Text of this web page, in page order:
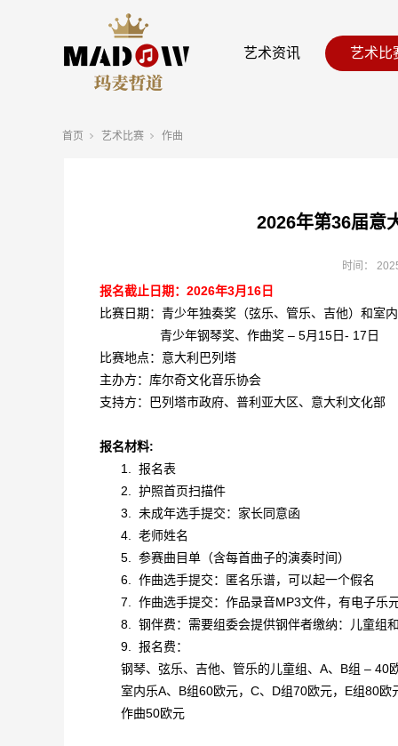
艺术资讯 艺术比
首页 艺术比赛 作曲
2026年第36届意
时间：
报名截止日期：2026年3月16日
比赛日期：青少年独奏奖（弦乐、管乐、吉他）和室
青少年钢琴奖、作曲奖 – 5月15日- 17日
比赛地点：意大利巴列塔
主办方：库尔奇文化音乐协会
支持方：巴列塔市政府、普利亚大区、意大利文化部
报名材料:
1.
报名表
2.
护照首页扫描件
3.
未成年选手提交：家长同意函
4.
老师姓名
5.
参赛曲目单（含每首曲子的演奏时间）
6.
作曲选手提交：匿名乐谱，可以起一个假名
7.
作曲选手提交：作品录音MP3文件，有电子乐
8.
钢伴费：需要组委会提供钢伴者缴纳：儿童组
9.
报名费：
钢琴、弦乐、吉他、管乐的儿童组、A、B组 – 40
室内乐A、B组60欧元，C、D组70欧元，E组80欧
作曲50欧元